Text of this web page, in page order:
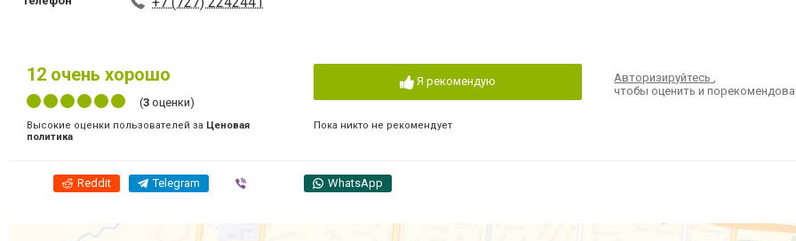
12 очень хорошо
(3 оценки)
Высокие оценки пользователей за Ценовая
политика
Я рекомендую
Пока никто не рекомендует
Авторизируйтесь,
чтобы оценить и
Reddit Telegram WhatsApp